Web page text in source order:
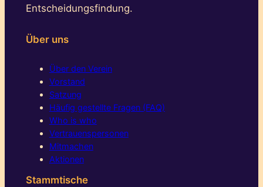
Entscheidungsfindung.
Über uns
Über den Verein
Vorstand
Satzung
Häufig gestellte Fragen (FAQ)
Who is who
Vertrauenspersonen
Mitmachen
Aktionen
Stammtische